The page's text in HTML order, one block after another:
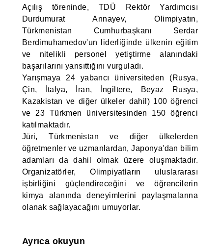
Açılış töreninde, TDÜ Rektör Yardımcısı
Durdumurat Annayev, Olimpiyatın,
Türkmenistan Cumhurbaşkanı Serdar
Berdimuhamedov'un liderliğinde ülkenin eğitim
ve nitelikli personel yetiştirme alanındaki
başarılarını yansıttığını vurguladı.
Yarışmaya 24 yabancı üniversiteden (Rusya,
Çin, İtalya, İran, İngiltere, Beyaz Rusya,
Kazakistan ve diğer ülkeler dahil) 100 öğrenci
ve 23 Türkmen üniversitesinden 150 öğrenci
katılmaktadır.
Jüri, Türkmenistan ve diğer ülkelerden
öğretmenler ve uzmanlardan, Japonya'dan bilim
adamları da dahil olmak üzere oluşmaktadır.
Organizatörler, Olimpiyatların uluslararası
işbirliğini güçlendireceğini ve öğrencilerin
kimya alanında deneyimlerini paylaşmalarına
olanak sağlayacağını umuyorlar.
Ayrıca okuyun